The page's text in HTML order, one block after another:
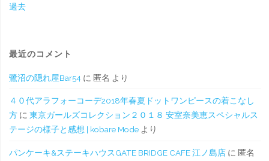
過去
最近のコメント
鷺沼の隠れ屋Bar54に 匿名 より
４０代アラフォーコーデ2018年春夏ドットワンピースの着こなし
方に 東京ガールズコレクション２０１８ 安室奈美恵スペシャルス
テージの様子と感想 | kobare Modeより
パンケーキ&ステーキハウスGATE BRIDGE CAFE 江ノ島店に 匿名